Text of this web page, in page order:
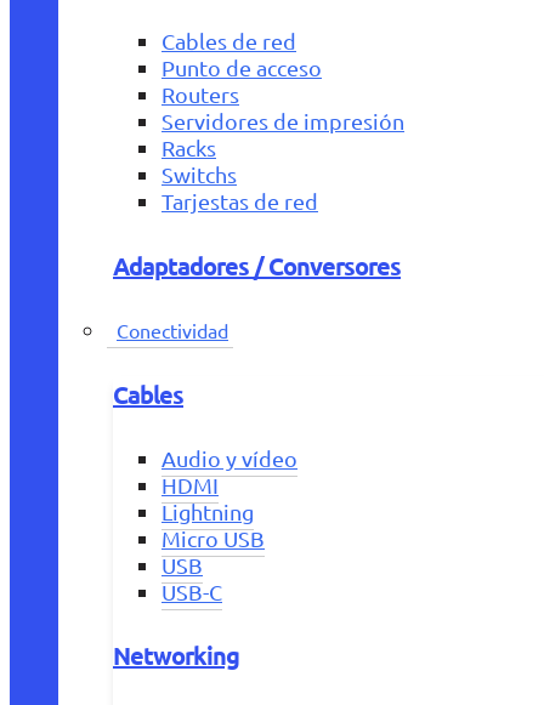
Cables de red
Punto de acceso
Routers
Servidores de impresión
Racks
Switchs
Tarjestas de red
Adaptadores / Conversores
Conectividad
Cables
Audio y vídeo
HDMI
Lightning
Micro USB
USB
USB-C
Networking